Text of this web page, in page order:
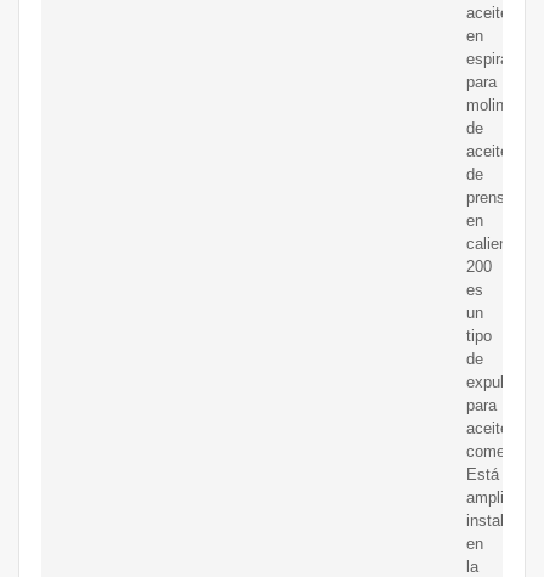
aceite
en
espiral
para
molino
de
aceite
de
prensado
en
caliente
200
es
un
tipo
de
expulsor
para
aceite
Está
instalado
en
la